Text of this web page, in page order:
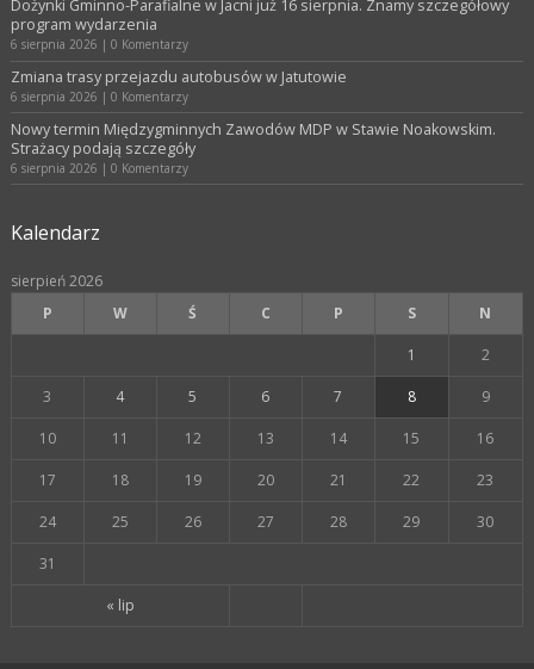
Dożynki Gminno-Parafialne w Jacni już 16 sierpnia. Znamy szczegółowy
program wydarzenia
6 sierpnia 2026 | 0 Komentarzy
Zmiana trasy przejazdu autobusów w Jatutowie
6 sierpnia 2026 | 0 Komentarzy
Nowy termin Międzygminnych Zawodów MDP w Stawie Noakowskim.
Strażacy podają szczegóły
6 sierpnia 2026 | 0 Komentarzy
Kalendarz
sierpień 2026
P
W Ś C P S N
« lip
1 2
3 4 5 6 7 8 9
10 11 12 13 14 15 16
17 18 19 20 21 22 23
24 25 26 27 28 29 30
31